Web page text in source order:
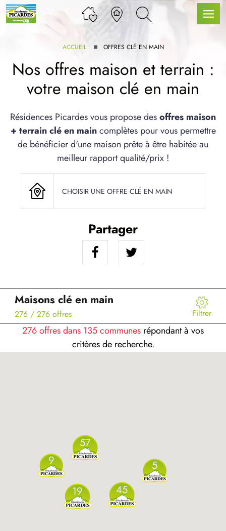
GAMME
SERVICE BDL EXTENSION
ARTICLES
ACCUEIL OFFRES CLÉ EN MAIN
Nos offres maison et terrain :
votre maison clé en main
Résidences Picardes vous propose desoffres maison
+ terrain clé en maincomplètes pour vous permettre
de bénéficier d'une maison prête à être habitée au
meilleur rapport qualité/prix !
CHOISIR UNE OFFRE CLÉ EN MAIN
Partager
Maisons clé en main
276 / 276 offres Filtrer
276 offres dans 135 communes répondant à vos
critères de recherche.
45
19
9
57
5